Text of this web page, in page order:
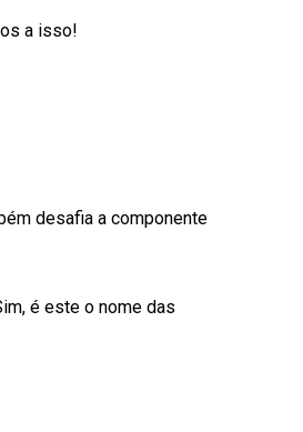
a isso!
desafia a componente
é este o nome das